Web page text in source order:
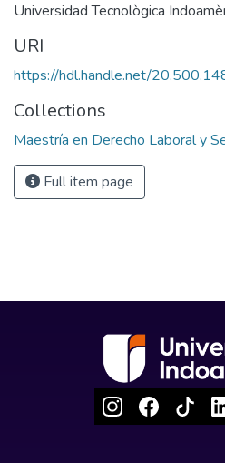
Universidad Tecnològica
URI
https://hdl.handle.net/
Collections
Maestría en Derecho Laboral y
Full item page